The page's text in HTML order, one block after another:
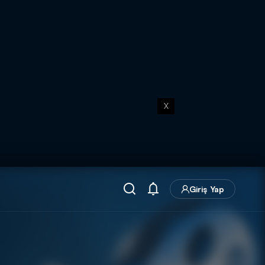
X
Giriş Yap